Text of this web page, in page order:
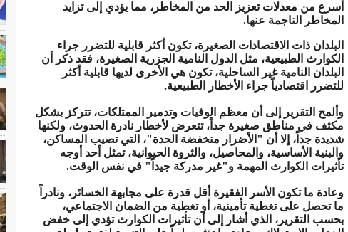
أسرع من معدلات تعزيز الحد من المخاطر، مما يؤدي إلى تزايد
المخاطر الناجمة عنها.
البلدان ذات الاقتصادات الصغيرة، تكون أكثر قابلية للتضرر جراء
الكوارث الطبيعية، مثل الدول النامية الجزرية الصغيرة، فقد ذكر أن
البلدان النامية غير الساحلية، تكون هي الأخرى لديها قابلية أكثر
للتضرر اقتصادياً جراء الأخطار الطبيعية.
وألمح التقرير إلى أن معظم الوفيات وتدمير الممتلكات، تتركز بشكل
مكثف في مناطق صغيرة جداً، تتعرض لأخطار نادرة الحدوث، ولكنها
شديدة جداً، إلا أن "الأضرار منخفضة الحدة"، التي تصيب المساكن،
والبنية الأساسية، والمحاصيل، والثروة الحيوانية، تمثل أحد أوجه
تأثيرات الكوارث المهمة و"غير مدركة جيداً" في نفس الوقت.
وعادة ما تكون الأسر الفقيرة أقل قدرة على مجابهة الخسائر، ونادراً
ما تحصل على تغطية تأمينية، أو تغطية من الضمان الاجتماعي،
بحسب التقرير، الذي أشار إلى أن تأثيرات الكوارث تؤدي إلى خفض